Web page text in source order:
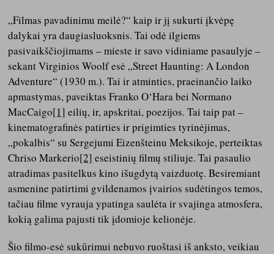
„Filmas pavadinimu meilė?“ kaip ir jį sukurti įkvėpę
dalykai yra daugiasluoksnis. Tai odė ilgiems
pasivaikščiojimams – mieste ir savo vidiniame pasaulyje –
sekant Virginios Woolf esė „Street Haunting: A London
Adventure“ (1930 m.). Tai ir atminties, praeinančio laiko
apmastymas, paveiktas Franko O‘Hara bei Normano
MacCaigo[1] eilių, ir, apskritai, poezijos. Tai taip pat –
kinematografinės patirties ir prigimties tyrinėjimas,
„pokalbis“ su Sergejumi Eizenšteinu Meksikoje, perteiktas
Chriso Markerio[2] eseistinių filmų stiliuje. Tai pasaulio
atradimas pasitelkus kino išugdytą vaizduotę. Besiremiant
asmenine patirtimi gvildenamos įvairios sudėtingos temos,
tačiau filme vyrauja ypatinga saulėta ir svajinga atmosfera,
kokią galima pajusti tik įdomioje kelionėje.
Šio filmo-esė sukūrimui nebuvo ruoštasi iš anksto, veikiau